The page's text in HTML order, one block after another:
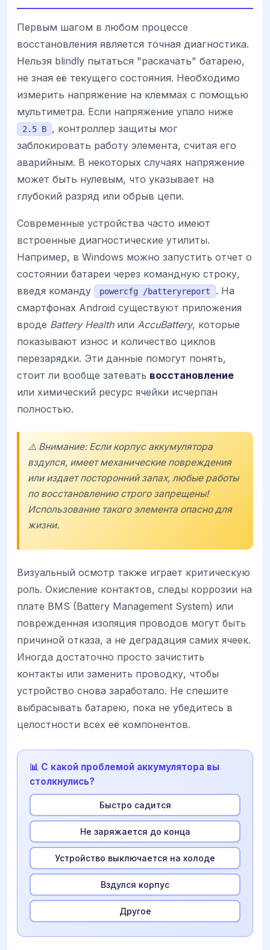
Первым шагом в любом процессе
восстановления является точная диагностика.
Нельзя blindly пытаться "раскачать" батарею,
не зная её текущего состояния. Необходимо
измерить напряжение на клеммах с помощью
мультиметра. Если напряжение упало ниже
2.5 В
, контроллер защиты мог
заблокировать работу элемента, считая его
аварийным. В некоторых случаях напряжение
может быть нулевым, что указывает на
глубокий разряд или обрыв цепи.
Современные устройства часто имеют
встроенные диагностические утилиты.
Например, в Windows можно запустить отчет о
состоянии батареи через командную строку,
введя команду
powercfg /batteryreport
. На
смартфонах Android существуют приложения
вроде Battery Healthили AccuBattery, которые
показывают износ и количество циклов
перезарядки. Эти данные помогут понять,
стоит ли вообще затевать восстановление
или химический ресурс ячейки исчерпан
полностью.
⚠️ Внимание: Если корпус аккумулятора
вздулся, имеет механические повреждения
или издает посторонний запах, любые работы
по восстановлению строго запрещены!
Использование такого элемента опасно для
жизни.
Визуальный осмотр также играет критическую
роль. Окисление контактов, следы коррозии на
плате BMS (Battery Management System) или
поврежденная изоляция проводов могут быть
причиной отказа, а не деградация самих ячеек.
Иногда достаточно просто зачистить
контакты или заменить проводку, чтобы
устройство снова заработало. Не спешите
выбрасывать батарею, пока не убедитесь в
целостности всех её компонентов.
📊 С какой проблемой аккумулятора вы
столкнулись?
Быстро садится
Не заряжается до конца
Устройство выключается на холоде
Вздулся корпус
Другое